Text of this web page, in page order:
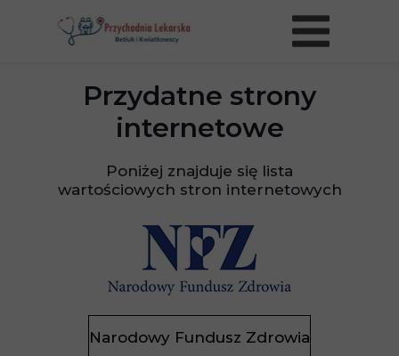
Przydatne strony
internetowe
Poniżej znajduje się lista
wartościowych stron internetowych
Narodowy Fundusz Zdrowia